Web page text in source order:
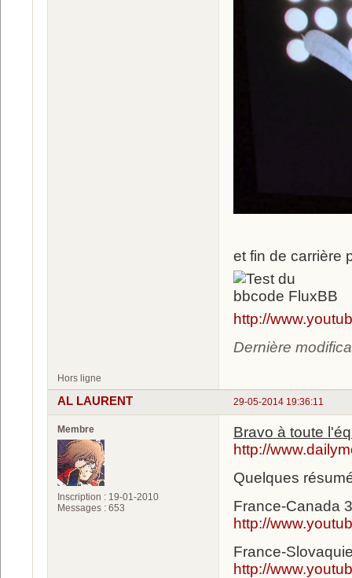
et fin de carrière
http://
Dernière
Hors ligne
29-05-2014 19:36:11
AL LAURENT
Membre
Inscription : 19-01-2010
Messages : 653
Bravo à toute
http://
Quelques
France-Canada
http://
France-
http://